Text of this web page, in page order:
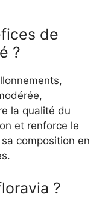
de
?
la qualité du
et renforce le
composition en
?